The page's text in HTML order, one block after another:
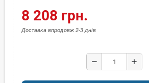
8 208 грн.
Доставка впродовж 2-3 днів
remove add